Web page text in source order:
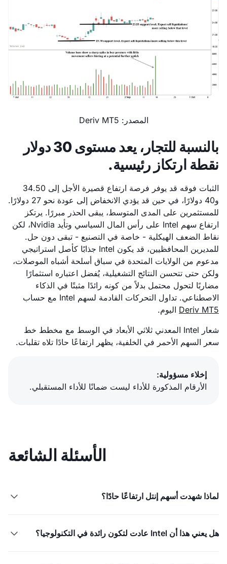
المصدر: Deriv MT5
بالنسبة للتجار، يعد مستوى 30 دولار
نقطة ارتكاز رئيسية.
الثبات فوقه قد يوفر فرصة ارتفاع قصيرة الأجل إلى 34.50
و40 دولارًا، في حين قد يؤدي الانخفاض إلى عودة نحو 27 دولارًا.
للمستثمرين على المدى المتوسط، يبقى الحذر مبررًا. يرتكز
ارتفاع سهم Intel على رأس المال السياسي وتأيد Nvidia، لكن
نقاط الضعف الهيكلية - خاصة في التصنيع - تبقى دون حل.
للمديرين المحافظيين، قد يكون Intel جذابًا كأصل استراتيجي
مدعوم من الولايات المتحدة في سباق أسلحة أشباه الموصلات،
ولكن حتى تتحسن النتائج التشغيلية، يُفضل اعتباره استثمارًا
مضاربًا لتحول محتمل بدلاً من كونه رائدًا مثبتًا في الذكاء
الاصطناعي. تداول التحركات القادمة لسهم Intel مع حساب
Deriv MT5 اليوم.
شعار Intel المعدني ثلاثي الأبعاد في الوسط مع مخطط خط
سعر السهم الأحمر في الخلفية، يظهر ارتفاعًا حادًا تلاه تقلبات.
إخلاء مسؤولية:
الأرقام المذكورة للأداء ليست ضمانًا للأداء المستقبلي.
الأسئلة الشائعة
لماذا شهدت أسهم إنتل ارتفاعًا حادًا؟ 
هل يعني هذا أن Intel عادت لتكون رائدة في التكنولوجيا؟ 